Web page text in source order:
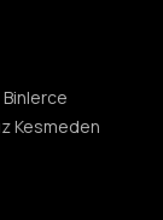
Binlerce
Kesmeden